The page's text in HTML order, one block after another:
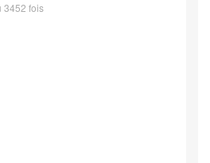
3452 fois